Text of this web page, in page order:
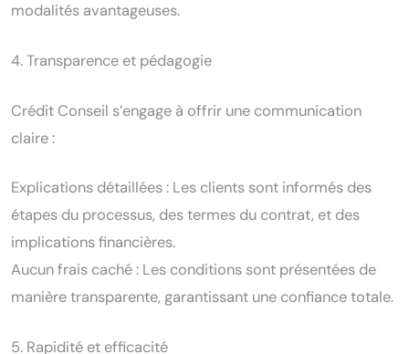
modalités avantageuses.
4. Transparence et pédagogie
Crédit Conseil s’engage à offrir une communication
claire :
Explications détaillées : Les clients sont informés des
étapes du processus, des termes du contrat, et des
implications financières.
Aucun frais caché : Les conditions sont présentées de
manière transparente, garantissant une confiance totale.
5. Rapidité et efficacité